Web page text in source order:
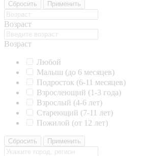
Сбросить Применить
Возраст
Возраст
Любой
Малыш (до 6 месяцев)
Подросток (6-11 месяцев)
Взрослеющий (1-3 года)
Взрослый (4-6 лет)
Стареющий (7-11 лет)
Пожилой (от 12 лет)
Сбросить Применить